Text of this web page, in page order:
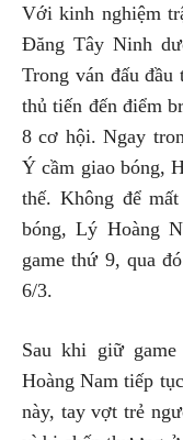
Với kinh nghiệm
Đăng Tây Ninh
Trong ván đấu
thủ tiến đến điểm
8 cơ hội. Ngay
Ý cầm giao bóng,
thế. Không để
bóng, Lý Hoàng
game thứ 9, qua
6/3.
Sau khi giữ
Hoàng Nam tiếp
này, tay vợt trẻ